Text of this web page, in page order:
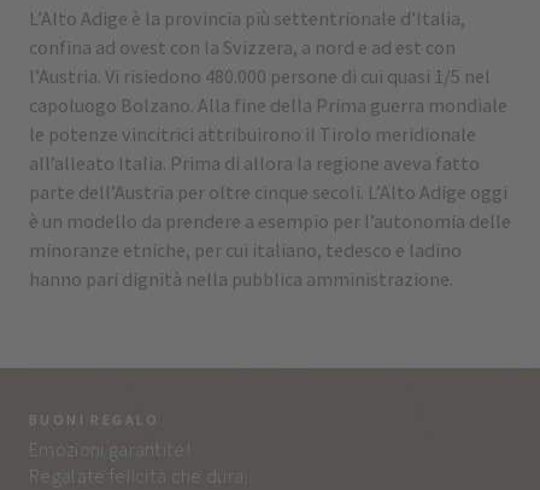
L’Alto Adige è la provincia più settentrionale d’Italia,
confina ad ovest con la Svizzera, a nord e ad est con
l’Austria. Vi risiedono 480.000 persone di cui quasi 1/5 nel
capoluogo Bolzano. Alla fine della Prima guerra mondiale
le potenze vincitrici attribuirono il Tirolo meridionale
all’alleato Italia. Prima di allora la regione aveva fatto
parte dell’Austria per oltre cinque secoli. L’Alto Adige oggi
è un modello da prendere a esempio per l’autonomia delle
minoranze etniche, per cui italiano, tedesco e ladino
hanno pari dignità nella pubblica amministrazione.
BUONI REGALO
Emozioni garantite!
Regalate felicità che dura.